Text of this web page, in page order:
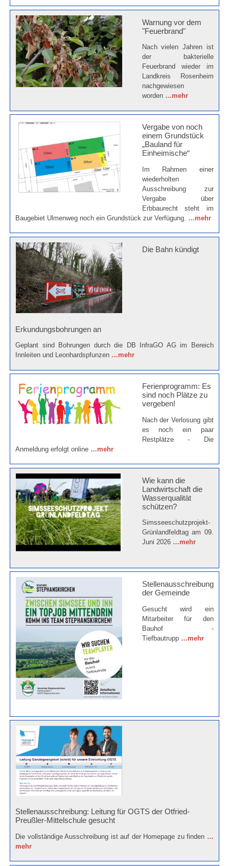
Warnung vor dem
"Feuerbrand"
Nach vielen Jahren ist
der bakterielle
Feuerbrand wieder im
Landkreis Rosenheim
nachgewiesen
worden …mehr
Vergabe von noch
einem Grundstück
„Bauland für
Einheimische“
Im Rahmen einer
wiederholten
Ausschreibung zur
Vergabe über
Erbbaurecht steht im
Baugebiet Ulmenweg noch ein Grundstück zur Verfügung. …mehr
Die Bahn kündigt
Erkundungsbohrungen an
Geplant sind Bohrungen durch die DB InfraGO AG im Bereich
Innleiten und Leonhardspfunzen …mehr
Ferienprogramm: Es
sind noch Plätze zu
vergeben!
Nach der Verlosung gibt
es noch ein paar
Restplätze - Die
Anmeldung erfolgt online …mehr
Wie kann die
Landwirtschaft die
Wasserqualität
schützen?
Simsseeschutzprojekt-
Grünlandfeldtag am 09.
Juni 2026 …mehr
Stellenausschreibung
der Gemeinde
Gesucht wird ein
Mitarbeiter für den
Bauhof -
Tiefbautrupp …mehr
Stellenausschreibung: Leitung für OGTS der Otfried-
Preußler-Mittelschule gesucht
Die vollständige Ausschreibung ist auf der Homepage zu finden …
mehr